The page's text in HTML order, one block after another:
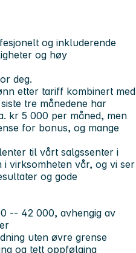
og inkluderende
og høy
deg.
etter tariff kombinert med
tre månedene har
kr 5 000 per måned, men
for bonus, og mange
til vårt salgssenter i
i virksomheten vår, og vi ser
og gode
-- 42 000, avhengig av
uten øvre grense
og tett oppfølging